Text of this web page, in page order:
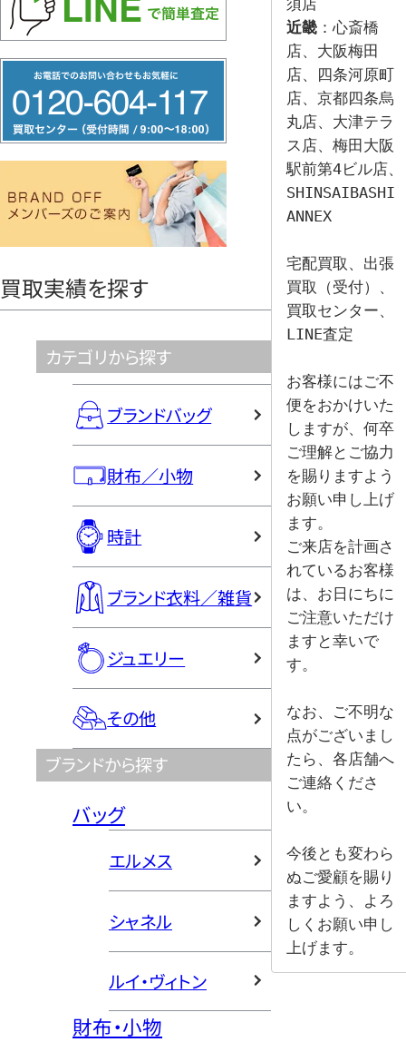
リ
ー
ヤ
買取実績を探す
カテゴリから探す
ブランドバッグ
財布／小物
時計
ブランド衣料／雑貨
ジュエリー
その他
ブランドから探す
バッグ
エルメス
シャネル
ルイ・ヴィトン
財布・小物
近畿 ：心斎橋
店、大阪梅田
店、四条河原町
店、京都四条烏
丸店、大津テラ
ス店、梅田大阪
駅前第4ビル店、
SHINSAIBASHI
ANNEX
宅配買取、出張
買取（受付）、
買取センター、
LINE査定
お客様にはご不
便をおかけいた
しますが、何卒
ご理解とご協力
を賜りますよう
お願い申し上げ
ます。
ご来店を計画さ
れているお客様
は、お日にちに
ご注意いただけ
ますと幸いで
す。
なお、ご不明な
点がございまし
たら、各店舗へ
ご連絡くださ
い。
今後とも変わら
ぬご愛顧を賜り
ますよう、よろ
しくお願い申し
上げます。